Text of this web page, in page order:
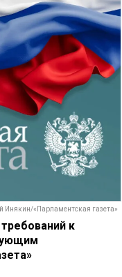
Инякин/«Парламентская газета»
к